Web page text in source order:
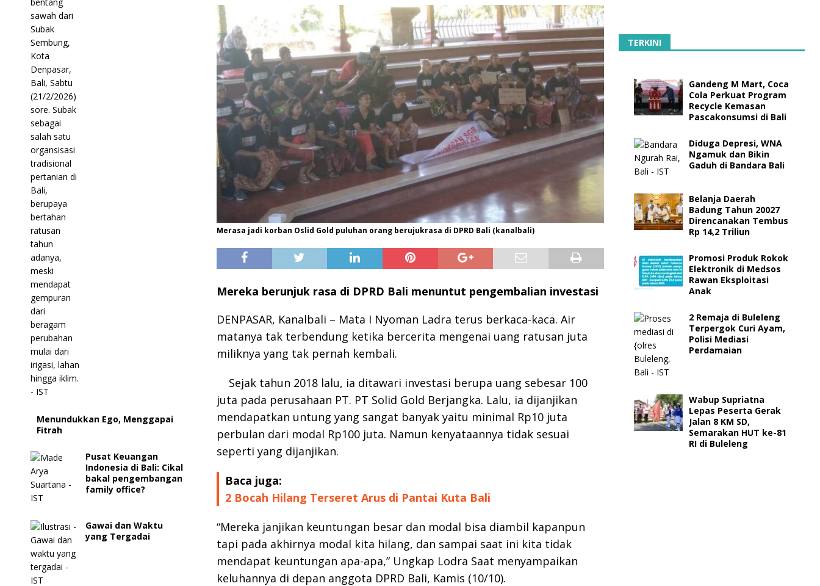
Merasa jadi korban Oslid Gold puluhan orang berujukrasa di DPRD Bali (kanalbali)
Mereka berunjuk rasa di DPRD Bali menuntut pengembalian investasi
DENPASAR, Kanalbali – Mata I Nyoman Ladra terus berkaca-kaca. Air
matanya tak terbendung ketika bercerita mengenai uang ratusan juta
miliknya yang tak pernah kembali.
Sejak tahun 2018 lalu, ia ditawari investasi berupa uang sebesar 100
juta pada perusahaan PT. PT Solid Gold Berjangka. Lalu, ia dijanjikan
mendapatkan untung yang sangat banyak yaitu minimal Rp10 juta
perbulan dari modal Rp100 juta. Namun kenyataannya tidak sesuai
seperti yang dijanjikan.
Baca juga:
2 Bocah Hilang Terseret Arus di Pantai Kuta Bali
“Mereka janjikan keuntungan besar dan modal bisa diambil kapanpun
tapi pada akhirnya modal kita hilang, dan sampai saat ini kita tidak
mendapat keuntungan apa-apa,” Ungkap Lodra Saat menyampaikan
keluhannya di depan anggota DPRD Bali, Kamis (10/10).
Menundukkan Ego, Menggapai
Fitrah
Pusat Keuangan
Indonesia di Bali: Cikal
bakal pengembangan
family office?
Gawai dan Waktu
yang Tergadai
TERKINI
Gandeng M Mart, Coca
Cola Perkuat Program
Recycle Kemasan
Pascakonsumsi di Bali
Diduga Depresi, WNA
Ngamuk dan Bikin
Gaduh di Bandara Bali
Belanja Daerah
Badung Tahun 20027
Direncanakan Tembus
Rp 14,2 Triliun
Promosi Produk Rokok
Elektronik di Medsos
Rawan Eksploitasi
Anak
2 Remaja di Buleleng
Terpergok Curi Ayam,
Polisi Mediasi
Perdamaian
Wabup Supriatna
Lepas Peserta Gerak
Jalan 8 KM SD,
Semarakan HUT ke-81
RI di Buleleng